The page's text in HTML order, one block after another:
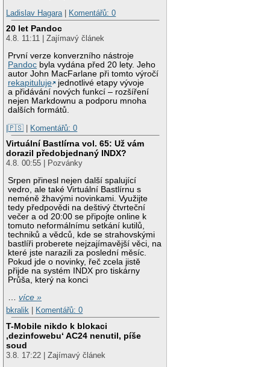
Ladislav Hagara | Komentářů: 0
20 let Pandoc
4.8. 11:11 | Zajímavý článek
První verze konverzního nástroje
Pandoc byla vydána před 20 lety. Jeho
autor John MacFarlane při tomto výročí
rekapituluje
jednotlivé etapy vývoje
a přidávání nových funkcí – rozšíření
nejen Markdownu a podporu mnoha
dalších formátů.
|🇵🇸 | Komentářů: 0
Virtuální Bastlírna vol. 65: Už vám
dorazil předobjednaný INDX?
4.8. 00:55 | Pozvánky
Srpen přinesl nejen další spalující
vedro, ale také Virtuální Bastlírnu s
neméně žhavými novinkami. Využijte
tedy předpovědi na deštivý čtvrteční
večer a od 20:00 se připojte online k
tomuto neformálnímu setkání kutilů,
techniků a vědců, kde se strahovskými
bastlíři proberete nejzajímavější věci, na
které jste narazili za poslední měsíc.
Pokud jde o novinky, řeč zcela jistě
přijde na systém INDX pro tiskárny
Průša, který na konci
…více »
bkralik
Komentářů: 0
T-Mobile nikdo k blokaci
‚dezinfowebu‘ AC24 nenutil, píše
soud
3.8. 17:22 | Zajímavý článek